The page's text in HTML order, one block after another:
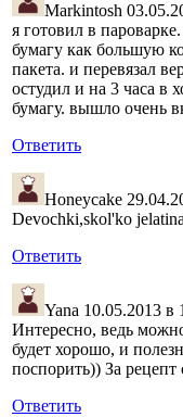
Markintosh
я готовил в
бумагу как большую
пакета. и перевязал
остудил и на 3 часа в
бумагу. вышло очень
Ответить
Honeycake
Devochki,skol'ko
Ответить
Yana 10.05.2013 в
Интересно, ведь
будет хорошо, и
поспорить)) За рецепт
Ответить